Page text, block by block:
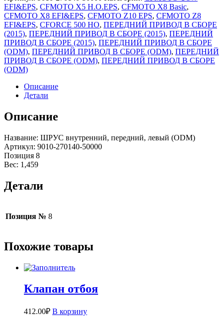
EFI&EPS, CFMOTO X5 H.O.EPS, CFMOTO X8 Basic,
CFMOTO X8 EFI&EPS, CFMOTO Z10 EPS, CFMOTO Z8
EFI&EPS, CFORCE 500 HO, ПЕРЕДНИЙ ПРИВОД В СБОРЕ
(2015), ПЕРЕДНИЙ ПРИВОД В СБОРЕ (2015), ПЕРЕДНИЙ
ПРИВОД В СБОРЕ (2015), ПЕРЕДНИЙ ПРИВОД В СБОРЕ
(ODM), ПЕРЕДНИЙ ПРИВОД В СБОРЕ (ODM), ПЕРЕДНИЙ
ПРИВОД В СБОРЕ (ODM), ПЕРЕДНИЙ ПРИВОД В СБОРЕ
(ODM)
Описание
Детали
Описание
Название: ШРУС внутренний, передний, левый (ODM)
Артикул: 9010-270140-50000
Позиция 8
Вес: 1,459
Детали
Позиция № 8
Похожие товары
Клапан отбоя
412.00₽ В корзину